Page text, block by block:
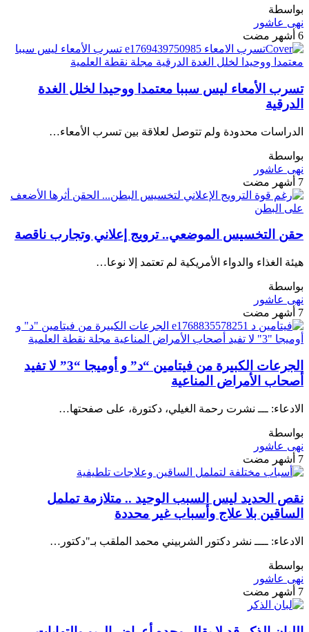
بواسطة
نهى عاشور
6 أشهر مضت
تسرب الأمعاء ليس سببا معتمدا ووحيدا لخلل الغدة
الدرقية
الدراسات محدودة ولم تتوصل لعلاقة بين تسرب الأمعاء…
بواسطة
نهى عاشور
7 أشهر مضت
حقن التخسيس الموضعي.. ترويج إعلاني وتجارب ناقصة
هيئة الغذاء والدواء الأمريكية لم تعتمد إلا نوعا…
بواسطة
نهى عاشور
7 أشهر مضت
الجرعات الكبيرة من فيتامين “د” و أوميجا “3” لا تفيد
أصحاب الأمراض المناعية
الادعاء: ـــ نشرت رحمة الغيلي، دكتورة، على صفحتها…
بواسطة
نهى عاشور
7 أشهر مضت
نقص الحديد ليس السبب الوحيد .. متلازمة تململ
الساقين بلا علاج وأسباب غير محددة
الادعاء: ــــ نشر دكتور الشربيني محمد الملقب بـ"دكتور…
بواسطة
نهى عاشور
7 أشهر مضت